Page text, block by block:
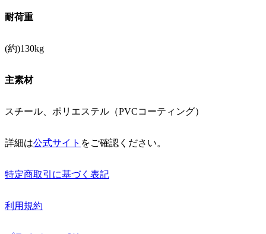
耐荷重
(約)130kg
主素材
スチール、ポリエステル（PVCコーティング）
詳細は公式サイト をご確認ください。
特定商取引に基づく表記
利用規約